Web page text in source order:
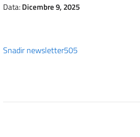
Data:Dicembre 9, 2025
Snadir newsletter505